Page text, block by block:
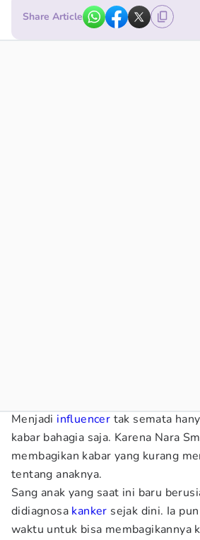
Share Article
Menjadi influencer tak semata
kabar bahagia saja. Karena Nara
membagikan kabar yang kurang
tentang anaknya.
Sang anak yang saat ini baru
didiagnosa kanker sejak dini. Ia
waktu untuk bisa membagikannya